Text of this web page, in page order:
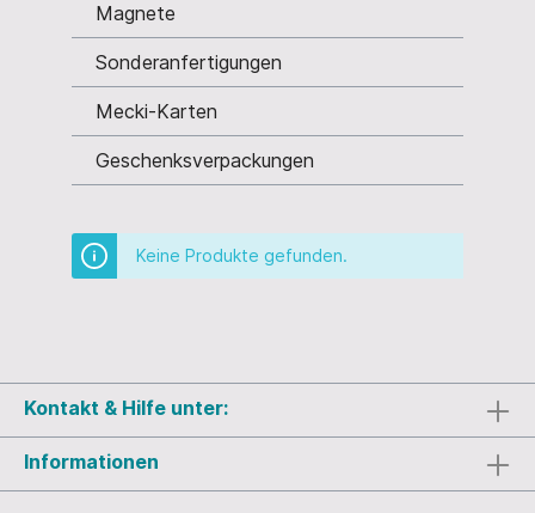
Magnete
Sonderanfertigungen
Mecki-Karten
Geschenksverpackungen
Keine Produkte gefunden.
Kontakt & Hilfe unter:
Informationen